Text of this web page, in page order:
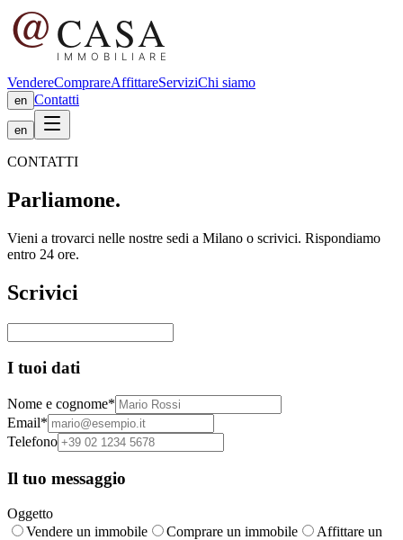
VendereComprareAffittareServiziChi siamo
en Contatti
en
CONTATTI
Parliamone.
Vieni a trovarci nelle nostre sedi a Milano o scrivici. Rispondiamo
entro 24 ore.
Scrivici
I tuoi dati
Nome e cognome*
Email*
Telefono
Il tuo messaggio
Oggetto
Vendere un immobile
Comprare un immobile
Affittare un